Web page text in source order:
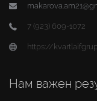
7 (923) 609-1072
https://
Нам важен